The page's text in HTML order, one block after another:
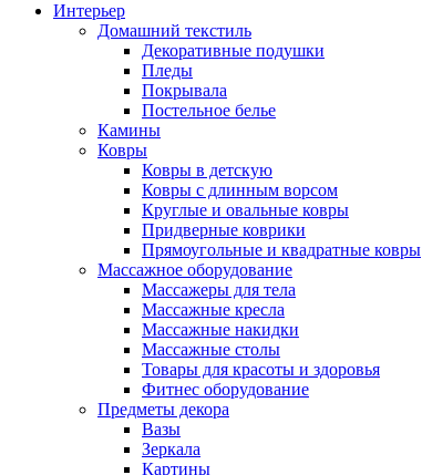
Интерьер
Домашний текстиль
Декоративные подушки
Пледы
Покрывала
Постельное белье
Камины
Ковры
Ковры в детскую
Ковры с длинным ворсом
Круглые и овальные ковры
Придверные коврики
Прямоугольные и квадратные ковры
Массажное оборудование
Массажеры для тела
Массажные кресла
Массажные накидки
Массажные столы
Товары для красоты и здоровья
Фитнес оборудование
Предметы декора
Вазы
Зеркала
Картины